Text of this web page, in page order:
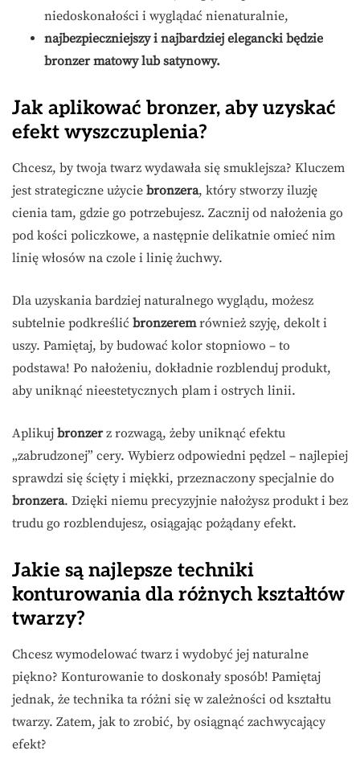
niedoskonałości i wyglądać nienaturalnie,
najbezpieczniejszy i najbardziej elegancki będzie
bronzer matowy lub satynowy.
Jak aplikować bronzer, aby uzyskać
efekt wyszczuplenia?
Chcesz, by twoja twarz wydawała się smuklejsza? Kluczem
jest strategiczne użycie bronzera, który stworzy iluzję
cienia tam, gdzie go potrzebujesz. Zacznij od nałożenia go
pod kości policzkowe, a następnie delikatnie omieć nim
linię włosów na czole i linię żuchwy.
Dla uzyskania bardziej naturalnego wyglądu, możesz
subtelnie podkreślić bronzeremrównież szyję, dekolt i
uszy. Pamiętaj, by budować kolor stopniowo – to
podstawa! Po nałożeniu, dokładnie rozblenduj produkt,
aby uniknąć nieestetycznych plam i ostrych linii.
Aplikuj bronzerz rozwagą, żeby uniknąć efektu
„zabrudzonej” cery. Wybierz odpowiedni pędzel – najlepiej
sprawdzi się ścięty i miękki, przeznaczony specjalnie do
bronzera. Dzięki niemu precyzyjnie nałożysz produkt i bez
trudu go rozblendujesz, osiągając pożądany efekt.
Jakie są najlepsze techniki
konturowania dla różnych kształtów
twarzy?
Chcesz wymodelować twarz i wydobyć jej naturalne
piękno? Konturowanie to doskonały sposób! Pamiętaj
jednak, że technika ta różni się w zależności od kształtu
twarzy. Zatem, jak to zrobić, by osiągnąć zachwycający
efekt?